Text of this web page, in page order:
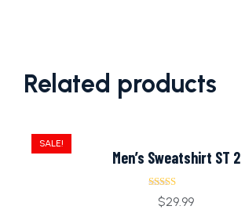
Related products
SALE!
Men’s Sweatshirt ST 2
Rated
5.00
$29.99